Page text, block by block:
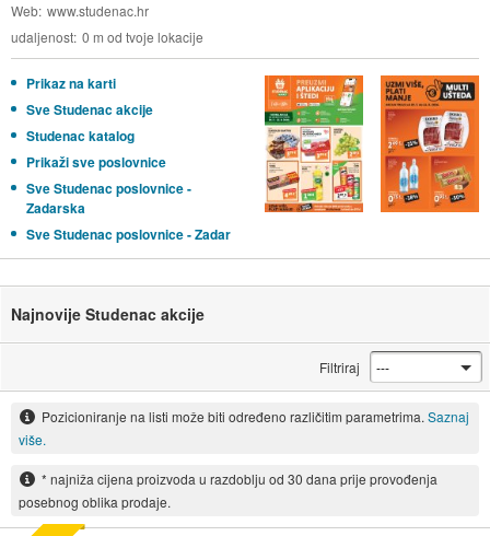
Web www.studenac.hr
udaljenost 0 m od tvoje lokacije
Prikaz na karti
Sve Studenac akcije
Studenac katalog
Prikaži sve poslovnice
Sve Studenac poslovnice -
Zadarska
Sve Studenac poslovnice - Zadar
Najnovije Studenac akcije
Filtriraj
Pozicioniranje na listi može biti određeno različitim parametrima. Saznaj
više.
* najniža cijena proizvoda u razdoblju od 30 dana prije provođenja
posebnog oblika prodaje.